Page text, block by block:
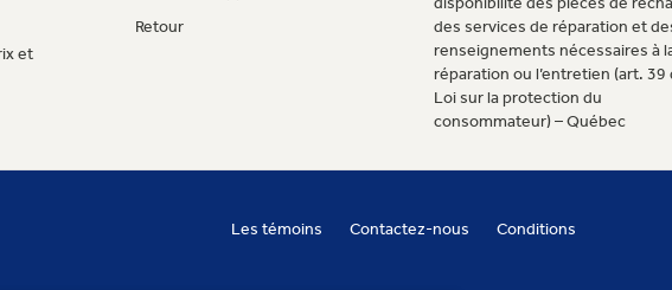
et
Retour
des services de réparation et
renseignements nécessaires à
réparation ou l’entretien (art. 39
Loi sur la protection du
consommateur) – Québec
Les témoins Contactez-nous Conditions